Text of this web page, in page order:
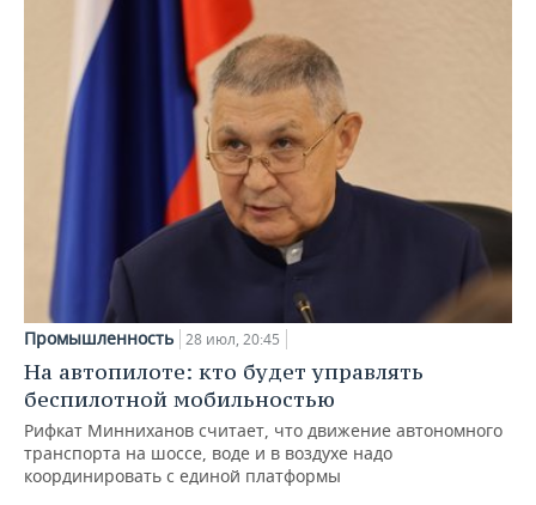
Промышленность 28 июл, 20:45
На автопилоте: кто будет управлять
беспилотной мобильностью
Рифкат Минниханов считает, что движение автономного
транспорта на шоссе, воде и в воздухе надо
координировать с единой платформы